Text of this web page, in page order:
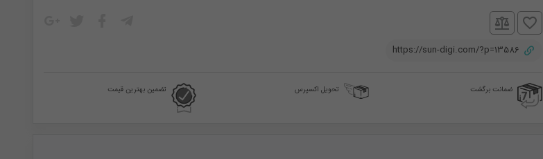
https://sun-digi.com/?p=13586
ضمانت برگشت تحویل اکسپرس تضمین بهترین قیمت